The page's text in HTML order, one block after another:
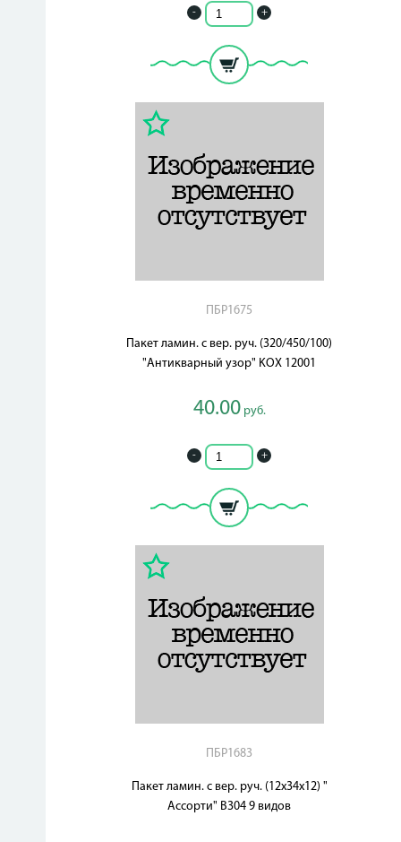
- +
ПБР1675
Пакет ламин. с вер. руч. (320/450/100)
"Антикварный узор" KOX 12001
40.00руб.
- +
ПБР1683
Пакет ламин. с вер. руч. (12х34х12) "
Ассорти" В304 9 видов